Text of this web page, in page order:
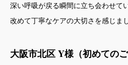
深い呼吸が戻る瞬間に立ち会わせて
改めて丁寧なケアの大切さを感じまし
大阪市北区 Y様（初めてのご